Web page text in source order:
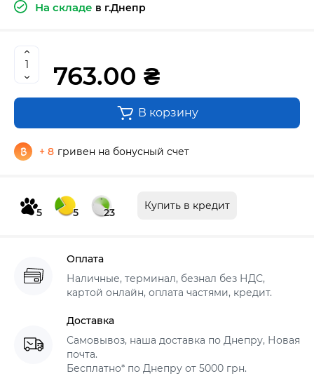
На складе в г.Днепр
763.00 ₴
В корзину
+ 8 гривен на бонусный счет
5 5 23
Купить в кредит
Оплата
Наличные, терминал, безнал без НДС,
картой онлайн, оплата частями, кредит.
Доставка
Самовывоз, наша доставка по Днепру, Новая
почта.
Бесплатно* по Днепру от 5000 грн.